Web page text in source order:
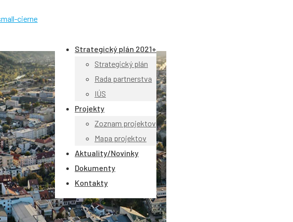
Strategický plán 2021+
Strategický plán
Rada partnerstva
IÚS
Projekty
Zoznam projektov
Mapa projektov
Aktuality/Novinky
Dokumenty
Kontakty